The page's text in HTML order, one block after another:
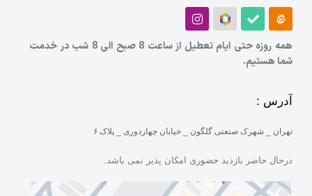
همه روزه حتی ایام تعطیل از ساعت 8 صبح الی 8 شب در خدمت
شما هستیم.
آدرس :
تهران _ شهرک صنعتی گلگون _ خیابان چهاردوری _ پلاک ۶
درحال حاضر بازدید حضوری امکان پذیر نمی باشد.